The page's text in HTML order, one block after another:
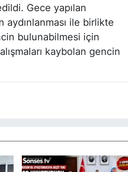
Gece yapılan
aydınlanması ile birlikte
bulunabilmesi için
kaybolan gencin